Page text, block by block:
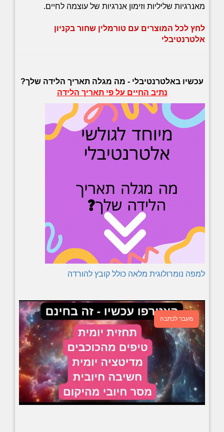
מאנרגיות שליליות וזימון אנרגיות של עוצמה לחיים.
לחץ לכל המוצרים עם טורמלין שחור בקניון
אלטרנטיבלי
עכשיו באלטרנטיבלי - מה מגלה תאריך הלידה שלך?
נתיב החיים על פי תאריך הלידה
למפה נומרולוגית מלאה כולל קובץ להורדה
מעבר לכתבה